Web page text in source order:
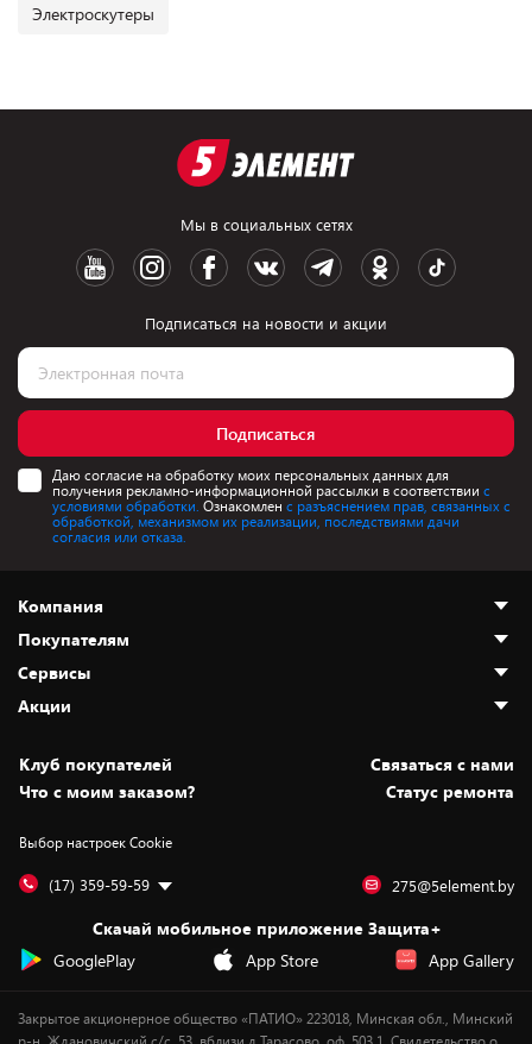
Электроскутеры
Мы в социальных сетях
Подписаться на новости и акции
Подписаться
Даю согласие на обработку моих персональных данных для
получения рекламно-информационной рассылки в соответствии с
условиями обработки. Ознакомлен с разъяснением прав, связанных с
обработкой, механизмом их реализации, последствиями дачи
согласия или отказа.
Компания
О нас
Адреса магазинов
Новости
Статьи и обзоры
Вакансии
Дай пять добру!
Покупателям
Как сделать заказ
Оплата и доставка
Безналичный расчёт
Обмен и возврат товара
Обработка персональных данных
Подарочные карты
Сервисы
Установка техники
Для игровых консолей
Для мобильных устройств
Для компьютеров
Сервисные центры
Акции
Скидки и промокоды
Белорусские товары
Бонусы
Оплата частями
Новинки
Клуб покупателей
Cвязаться с нами
Что с моим заказом?
Статус ремонта
Выбор настроек Cookie
(17) 359-59-59 275@5element.by
Скачай мобильное приложение Защита+
GooglePlay
App Store App Gallery
Закрытое акционерное общество «ПАТИО» 223018, Минская обл., Минский